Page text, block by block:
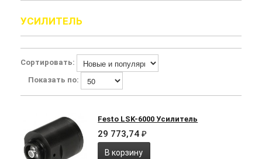
УСИЛИТЕЛЬ
Сортировать:
Показать по:
Festo LSK-6000 Усилитель
29 773,74₽
В корзину